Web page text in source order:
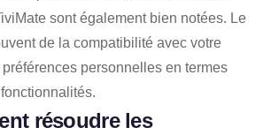
sont également bien notées. Le
de la compatibilité avec votre
personnelles en termes
résoudre les